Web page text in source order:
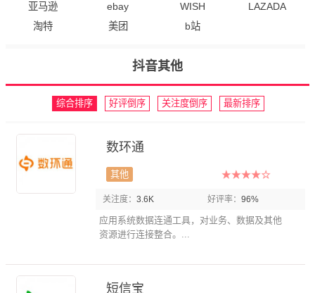
亚马逊
ebay WISH
LAZADA
淘特
美团 b站
抖音其他
综合排序 好评倒序 关注度倒序 最新排序
数环通
其他
关注度： 3.6K 好评率： 96%
应用系统数据连通工具，对业务、数据及其他
资源进行连接整合。...
短信宝